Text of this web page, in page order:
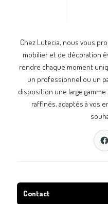
Chez Lutecia, nous vous
mobilier et de décoration
rendre chaque moment
un professionnel ou un
disposition une large
raffinés, adaptés à vos
Contact